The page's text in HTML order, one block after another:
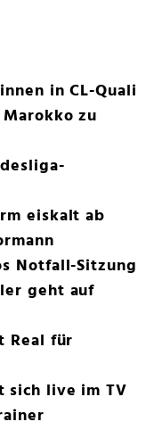
in CL-Quali
zu
eiskalt ab
Notfall-Sitzung
geht auf
Real für
sich live im TV